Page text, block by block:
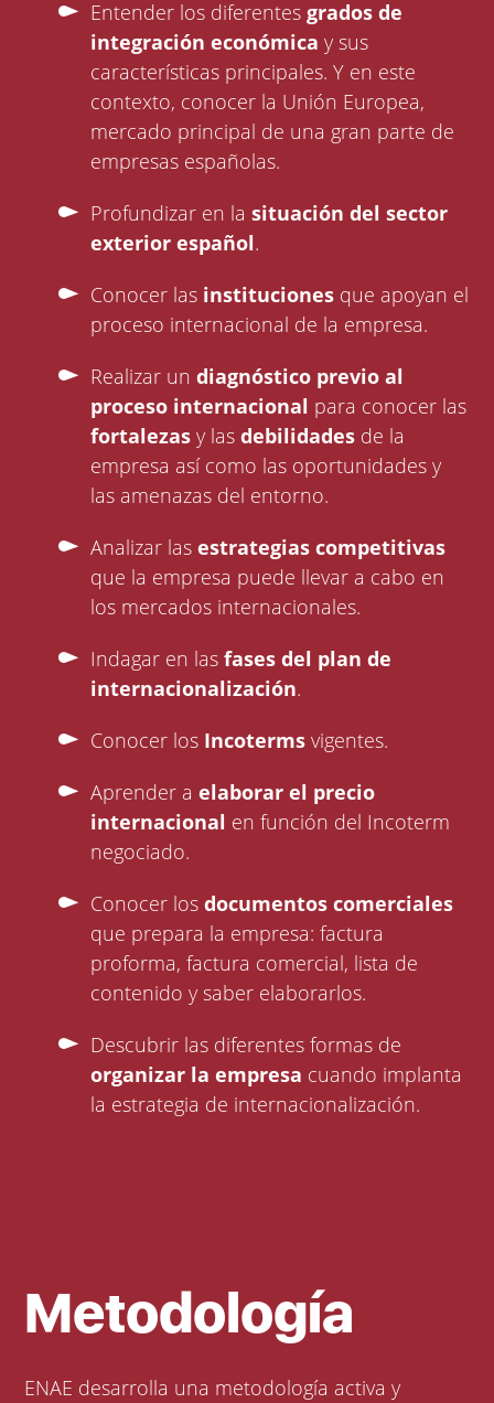
Entender los diferentesgrados de
integración económica y sus
características principales. Y en este
contexto, conocer la Unión Europea,
mercado principal de una gran parte de
empresas españolas.
Profundizar en lasituación del sector
exterior español.
Conocer las instituciones que apoyan el
proceso internacional de la empresa.
Realizar undiagnóstico previo al
proceso internacional para conocer las
fortalezasy lasdebilidades de la
empresa así como las oportunidades y
las amenazas del entorno.
Analizar lasestrategias competitivas
que la empresa puede llevar a cabo en
los mercados internacionales.
Indagar en lasfases del plan de
internacionalización.
Conocer los Incotermsvigentes.
Aprender aelaborar el precio
internacional en función del Incoterm
negociado.
Conocer losdocumentos comerciales
que prepara la empresa: factura
proforma, factura comercial, lista de
contenido y saber elaborarlos.
Descubrir las diferentes formas de
organizar la empresa cuando implanta
la estrategia de internacionalización.
Metodología
ENAE desarrolla una metodología activa y